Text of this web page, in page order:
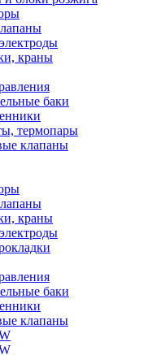
краны
баки
термопары
клапаны
краны
баки
клапаны